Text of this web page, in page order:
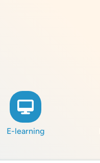
E-learning